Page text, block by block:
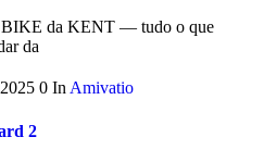
BIKE da KENT — tudo o que
da
0 In Amivatio
2